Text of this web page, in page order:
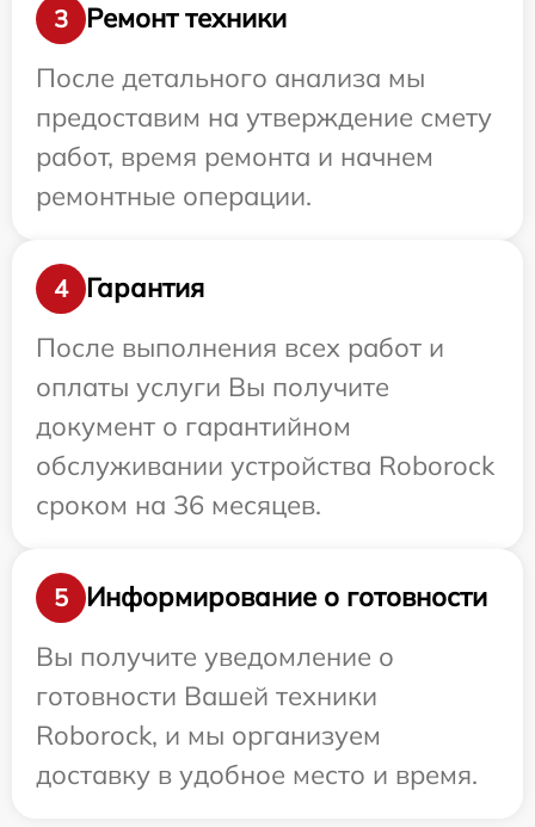
3
Ремонт техники
После детального анализа мы
предоставим на утверждение смету
работ, время ремонта и начнем
ремонтные операции.
4
Гарантия
После выполнения всех работ и
оплаты услуги Вы получите
документ о гарантийном
обслуживании устройства Roborock
сроком на 36 месяцев.
5
Информирование о готовности
Вы получите уведомление о
готовности Вашей техники
Roborock, и мы организуем
доставку в удобное место и время.